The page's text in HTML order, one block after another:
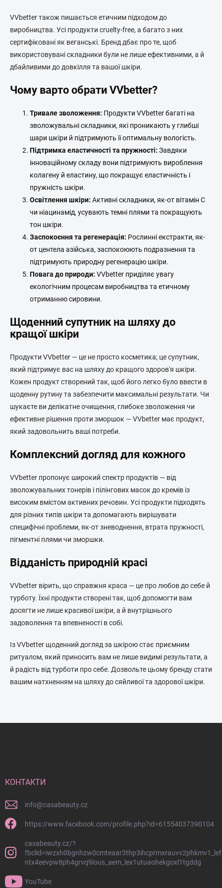
VVbetter також пишається етичним підходом до
виробництва. Усі продукти cruelty-free, а багато з них
сертифіковані як веганські. Бренд дбає про те, щоб
використовувані складники були не лише ефективними, а й
дбайливими до довкілля та вашої шкіри.
Чому варто обрати VVbetter?
Тривале зволоження: Продукти VVbetter багаті на
зволожувальні складники, які проникають у глибші
шари шкіри й підтримують її оптимальну вологість.
Підтримка еластичності та пружності: Завдяки
інноваційному складу вони підтримують вироблення
колагену й еластину, що покращує еластичність і
пружність шкіри.
Освітлення шкіри: Активні складники, як-от вітамін C
чи ніацинамід, усувають темні плями та покращують
тон шкіри.
Заспокоєння та регенерація: Рослинні екстракти, як-
от центела азійська, заспокоюють подразнення та
підтримують природну регенерацію шкіри.
Повага до природи: VVbetter приділяє увагу
екологічним процесам виробництва та етичному
отриманню сировини.
Щоденний супутник на шляху до
кращої шкіри
Продукти VVbetter — це не просто косметика; це супутник,
який підтримує вас на шляху до кращого здоров'я шкіри.
Кожен продукт створений так, щоб його легко було ввести в
щоденну рутину та забезпечити максимальні результати. Чи
шукаєте ви делікатне очищення, глибоке зволоження чи
ефективне рішення проти зморшок — VVbetter має продукт,
який задовольнить ваші потреби.
Комплексний догляд для кожного
VVbetter пропонує широкий спектр продуктів — від
зволожувальних тонерів і пілінгових масок до кремів із
високим вмістом активних речовин. Усі продукти підходять
для різних типів шкіри та допомагають вирішувати
специфічні проблеми, як-от зневоднення, втрата пружності,
пігментні плями чи зморшки.
Відданість природній красі
VVbetter вірить, що справжня краса — це про любов до себе й
турботу. Їхні продукти створені так, щоб допомогти вам
досягти не лише красивої шкіри, а й внутрішнього
задоволення та впевненості в собі.
Із VVbetter щоденний догляд за шкірою стає приємним
ритуалом, який приносить вам не лише видимі результати, а
й радість від турботи про себе. Дозвольте цьому бренду стати
вашим натхненням на шляху до сяйливої та здорової шкіри.
КОНТАКТИ
info@casabeauty.cz
https://www.facebook.com/profile.php?id=61554037390104
casabeauty.cz/?
ntx4eevpw8ph4grvq9ious_aem_lex1utuaohekgoxl1tgddg
YouTube